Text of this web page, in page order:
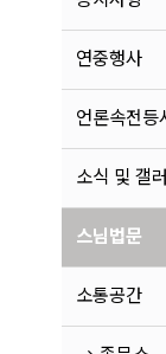
연중행사
언론속전등
소식 및 갤
스님법문
소통공간